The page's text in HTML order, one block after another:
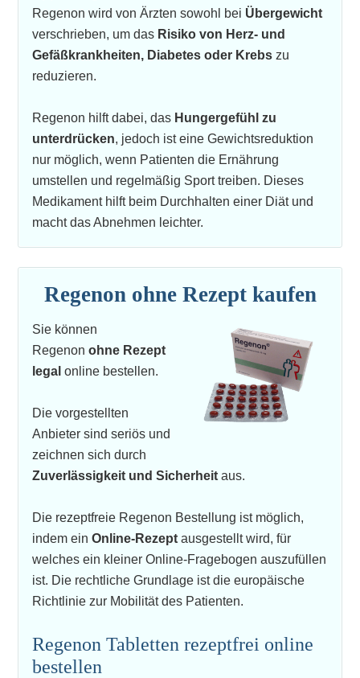
Regenon wird von Ärzten sowohl bei Übergewicht
verschrieben, um das Risiko von Herz- und
Gefäßkrankheiten, Diabetes oder Krebs zu
reduzieren.
Regenon hilft dabei, das Hungergefühl zu
unterdrücken, jedoch ist eine Gewichtsreduktion
nur möglich, wenn Patienten die Ernährung
umstellen und regelmäßig Sport treiben. Dieses
Medikament hilft beim Durchhalten einer Diät und
macht das Abnehmen leichter.
Regenon ohne Rezept kaufen
Sie können
Regenon ohne Rezept
legal online bestellen.
Die vorgestellten
Anbieter sind seriös und
zeichnen sich durch
Zuverlässigkeit und Sicherheit aus.
Die rezeptfreie Regenon Bestellung ist möglich,
indem einOnline-Rezept ausgestellt wird, für
welches ein kleiner Online-Fragebogen auszufüllen
ist. Die rechtliche Grundlage ist die europäische
Richtlinie zur Mobilität des Patienten.
Regenon Tabletten rezeptfrei online
bestellen